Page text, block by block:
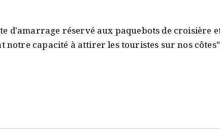
d'amarrage réservé aux paquebots de croisière
capacité à attirer les touristes sur nos